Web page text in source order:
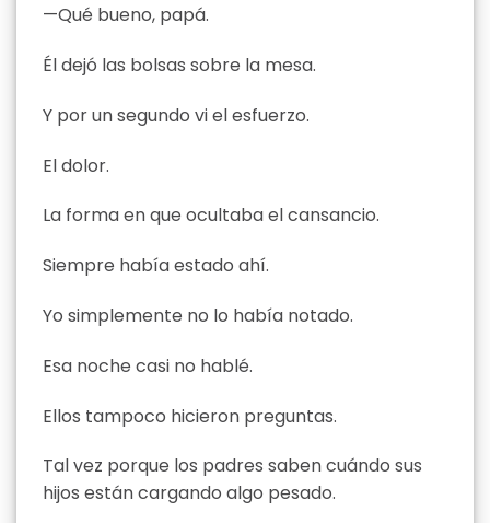
—Qué bueno, papá.
Él dejó las bolsas sobre la mesa.
Y por un segundo vi el esfuerzo.
El dolor.
La forma en que ocultaba el cansancio.
Siempre había estado ahí.
Yo simplemente no lo había notado.
Esa noche casi no hablé.
Ellos tampoco hicieron preguntas.
Tal vez porque los padres saben cuándo sus
hijos están cargando algo pesado.